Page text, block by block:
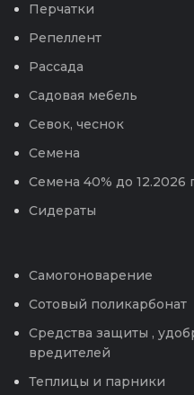
Перчатки
Репеллент
Рассада
Садовая мебель
Севок, чеснок
Семена
Семена 40% до 12.2026
Сидераты
Самогоноварение
Сотовый поликарбонат
Средства защиты ,
вредителей
Теплицы и парники